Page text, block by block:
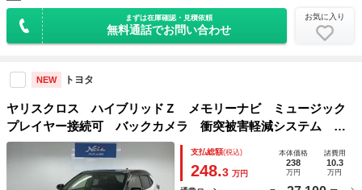
まずは在庫確認・見積依頼
無料通話でお問い合わせ
お気に入り
NEW トヨタ
ヤリスクロス ハイブリッドＺ メモリーナビ ミュージック
プレイヤー接続可 バックカメラ 衝突被害軽減システム Ｅ
ＴＣ ドラレコ ＬＥＤヘッドランプ ワンオーナー
支払総額(税込)
248.3 万円
本体価格
238
万円
諸費用
10.3
万円